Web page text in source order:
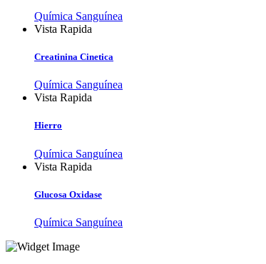
Química Sanguínea
Vista Rapida
Creatinina Cinetica
Química Sanguínea
Vista Rapida
Hierro
Química Sanguínea
Vista Rapida
Glucosa Oxidase
Química Sanguínea